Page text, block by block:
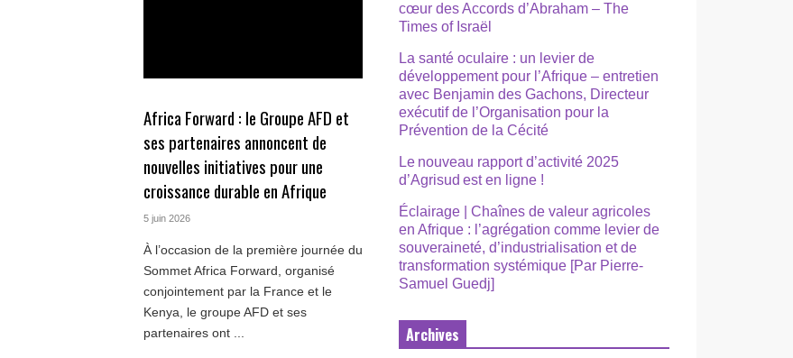
Africa Forward : le Groupe AFD et
ses partenaires annoncent de
nouvelles initiatives pour une
croissance durable en Afrique
5 juin 2026
À l’occasion de la première journée du
Sommet Africa Forward, organisé
conjointement par la France et le
Kenya, le groupe AFD et ses
partenaires ont ...
cœur des Accords d’Abraham – The
Times of Israël
La santé oculaire : un levier de
développement pour l’Afrique – entretien
avec Benjamin des Gachons, Directeur
exécutif de l’Organisation pour la
Prévention de la Cécité
Le nouveau rapport d’activité 2025
d’Agrisud est en ligne !
Éclairage | Chaînes de valeur agricoles
en Afrique : l’agrégation comme levier de
souveraineté, d’industrialisation et de
transformation systémique [Par Pierre-
Samuel Guedj]
Archives